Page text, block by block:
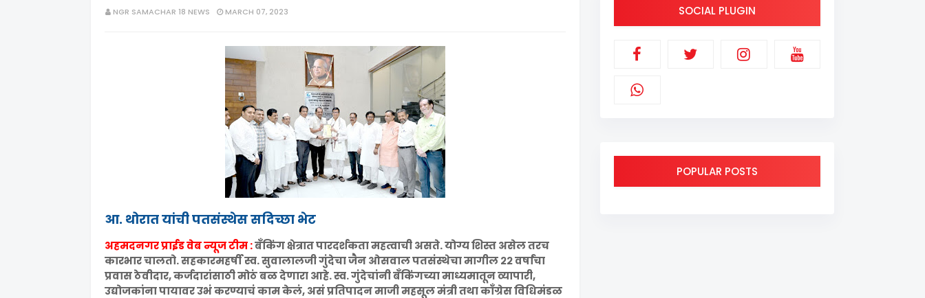
NGR SAMACHAR 18 NEWS MARCH 07, 2023
आ. थोरात यांची पतसंस्थेस सदिच्छा भेट
अहमदनगर प्राईड वेब न्यूज टीम :बँकिंग क्षेत्रात पारदर्शकता महत्वाची असते. योग्य शिस्त असेल तरच
कारभार चालतो. सहकारमहर्षी स्व. सुवालालजी गुंदेचा जैन ओसवाल पतसंस्थेचा मागील २२ वर्षांचा
प्रवास ठेवीदार, कर्जदारांसाठी मोठं बळ देणारा आहे. स्व. गुंदेचांनी बँकिंगच्या माध्यमातून व्यापारी,
उद्योजकांना पायावर उभं करण्याचं काम केलं, असं प्रतिपादन माजी महसूल मंत्री तथा काँग्रेस विधिमंडळ
SOCIAL PLUGIN
POPULAR POSTS